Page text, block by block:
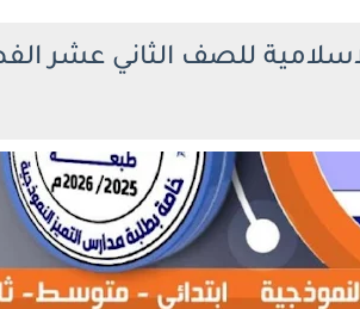
الاسلامية للصف الثاني عشر